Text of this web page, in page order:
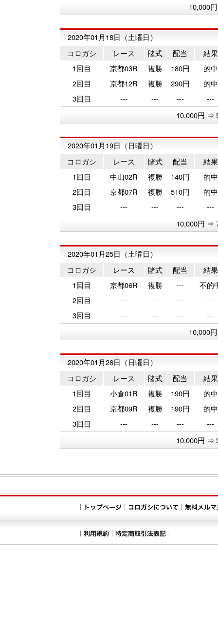
10,000
2020年01月18日（土曜日）
コロガシ
レース 賭式 配当
結果
1回目
京都03R 複勝 180円
的中
2回目
京都12R 複勝 290円
的中
3回目
--- --- ---
---
10,000円 ⇒
2020年01月19日（日曜日）
コロガシ
レース 賭式 配当
結果
1回目
中山02R 複勝 140円
的中
2回目
京都07R 複勝 510円
的中
3回目
--- --- ---
---
10,000円 ⇒
2020年01月25日（土曜日）
コロガシ
レース 賭式 配当
結果
1回目
京都06R 複勝 ---
不的
2回目
--- --- ---
---
3回目
--- --- ---
---
10,000
2020年01月26日（日曜日）
コロガシ
レース 賭式 配当
結果
1回目
小倉01R 複勝 190円
的中
2回目
京都09R 複勝 190円
的中
3回目
--- --- ---
---
10,000円 ⇒